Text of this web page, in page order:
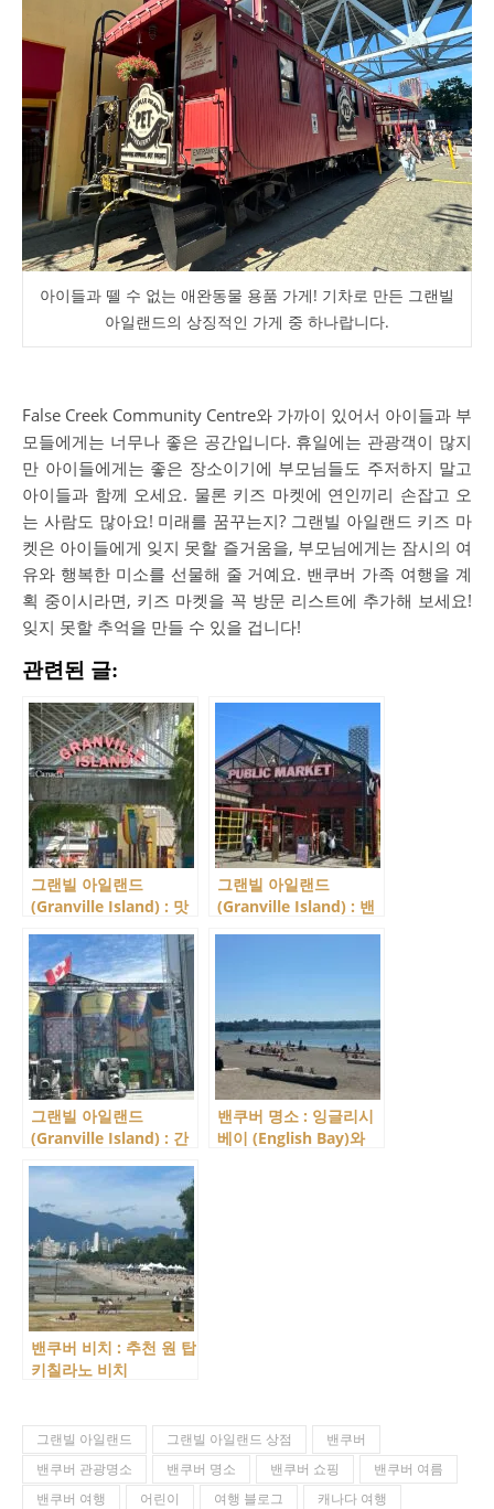
아이들과 뗄 수 없는 애완동물 용품 가게! 기차로 만든 그랜빌
아일랜드의 상징적인 가게 중 하나랍니다.
False Creek Community Centre와 가까이 있어서 아이들과 부
모들에게는 너무나 좋은 공간입니다. 휴일에는 관광객이 많지
만 아이들에게는 좋은 장소이기에 부모님들도 주저하지 말고
아이들과 함께 오세요. 물론 키즈 마켓에 연인끼리 손잡고 오
는 사람도 많아요! 미래를 꿈꾸는지? 그랜빌 아일랜드 키즈 마
켓은 아이들에게 잊지 못할 즐거움을, 부모님에게는 잠시의 여
유와 행복한 미소를 선물해 줄 거예요. 밴쿠버 가족 여행을 계
획 중이시라면, 키즈 마켓을 꼭 방문 리스트에 추가해 보세요!
잊지 못할 추억을 만들 수 있을 겁니다!
관련된 글:
그랜빌 아일랜드
(Granville Island) : 맛
많습니다. 그래서 고른
맛집 소개!
그랜빌 아일랜드
(Granville Island) : 밴
그랜빌 아일랜드
(Granville Island) : 간
는 가게들을 모아 봤습
니다.
밴쿠버 명소 : 잉글리시
베이 (English Bay)와
밴쿠버 비치 : 추천 원 탑
키칠라노 비치
그랜빌 아일랜드 그랜빌 아일랜드 상점
밴쿠버
밴쿠버 관광명소
밴쿠버 명소 밴쿠버 쇼핑
밴쿠버 여름
밴쿠버 여행
어린이 여행 블로그 캐나다 여행